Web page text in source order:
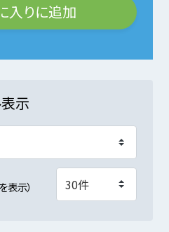
入りに追加
示
表示）